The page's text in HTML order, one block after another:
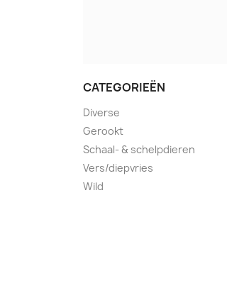
CATEGORIEËN
Diverse
Gerookt
Schaal- & schelpdieren
Vers/diepvries
Wild